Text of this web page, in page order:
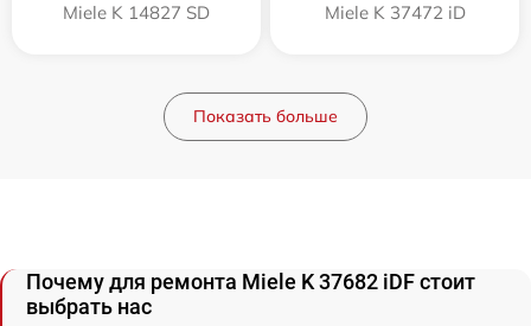
Miele K 14827 SD Miele K 37472 iD
Показать больше
Почему для ремонта Miele K 37682 iDF стоит
выбрать нас